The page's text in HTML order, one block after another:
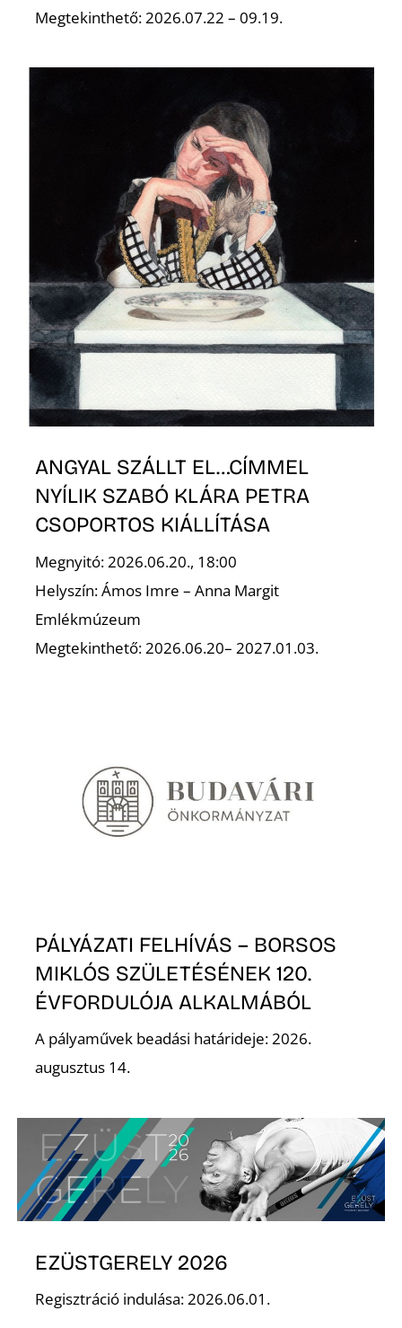
Megtekinthető: 2026.07.22 – 09.19.
ANGYAL SZÁLLT EL…CÍMMEL
NYÍLIK SZABÓ KLÁRA PETRA
CSOPORTOS KIÁLLÍTÁSA
Megnyitó: 2026.06.20., 18:00
Helyszín: Ámos Imre – Anna Margit
Emlékmúzeum
Megtekinthető: 2026.06.20– 2027.01.03.
PÁLYÁZATI FELHÍVÁS – BORSOS
MIKLÓS SZÜLETÉSÉNEK 120.
ÉVFORDULÓJA ALKALMÁBÓL
A pályaművek beadási határideje: 2026.
augusztus 14.
EZÜSTGERELY 2026
Regisztráció indulása: 2026.06.01.